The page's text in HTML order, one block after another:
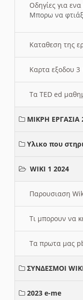
Οδηγίες για
Μπορω να
Καταθεση της
Καρτα εξοδου 3
Τα TED ed
ΜΙΚΡΗ ΕΡΓΑΣΙΑ
Υλικο που
WIKI 1 2024
Παρουσιαση
Τι μπορουν να
Τα πρωτα μας
ΣΥΝΔΕΣΜΟΙ
2023 e-me